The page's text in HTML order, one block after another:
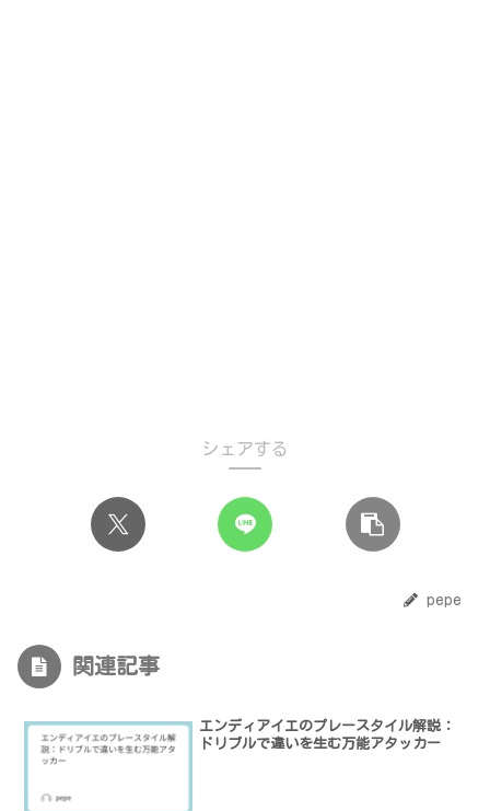
シェアする
pepe
関連記事
エンディアイエのプレースタイル解説：
ドリブルで違いを生む万能アタッカー